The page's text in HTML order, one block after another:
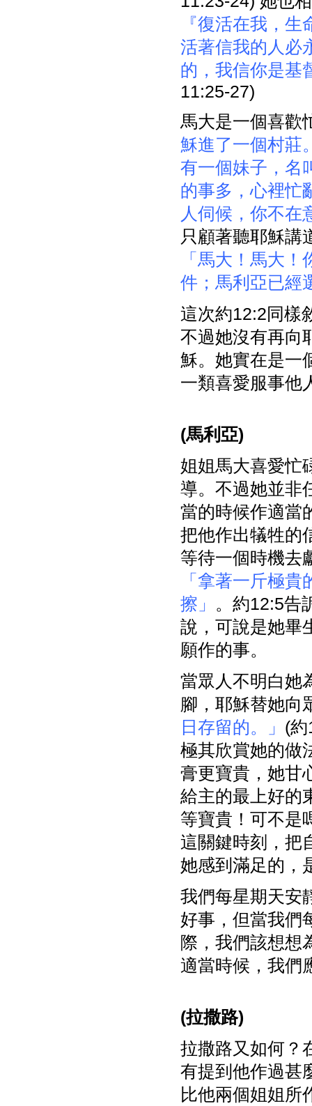
『復活在我，
活著信我的人必
的，我信你是基
11:25-27)
馬大是一個喜歡
穌進了一個村莊
有一個妹子，名
的事多，心裡忙
人伺候，你不在
只顧著聽耶穌講
「馬大！馬大
件；馬利亞已經
這次約12:2同樣
不過她沒有再向
穌。她實在是一
一類喜愛服事他
(馬利亞)
姐姐馬大喜愛忙
導。不過她並非
當的時候作適當
把他作出犠牲的
等待一個時機去
「拿著一斤極
擦」 。約12:5告
說，可說是她畢
願作的事。
當眾人不明白她
腳，耶穌替她向
日存留的。」 (
極其欣賞她的做
膏更寶貴，她甘
給主的最上好的
等寶貴！可不是
這關鍵時刻，把
她感到滿足的，
我們每星期天安
好事，但當我們
際，我們該想想
適當時候，我們
(拉撒路)
拉撒路又如何？
有提到他作過甚
比他兩個姐姐所